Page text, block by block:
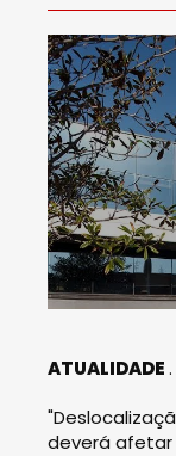
ATUALIDADE
deverá afetar